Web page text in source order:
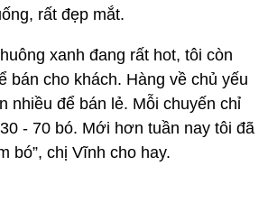
rất đẹp mắt.
xanh đang rất hot, tôi còn
bán cho khách. Hàng về chủ yếu
nhiều để bán lẻ. Mỗi chuyến chỉ
- 70 bó. Mới hơn tuần nay tôi đã
bó”, chị Vĩnh cho hay.